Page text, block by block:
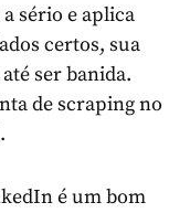
sério e aplica
certos, sua
ser banida.
de scraping no
é um bom